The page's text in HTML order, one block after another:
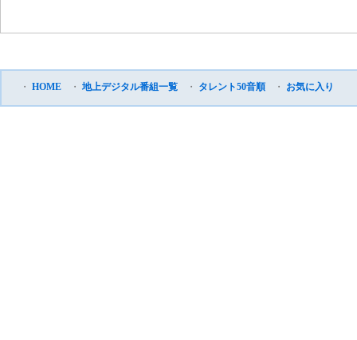
・ HOME ・ 地上デジタル番組一覧 ・ タレント50音順 ・ お気に入り